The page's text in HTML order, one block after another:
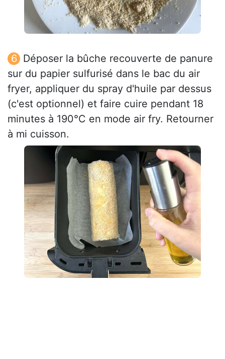
Déposer la bûche recouverte de panure
sur du papier sulfurisé dans le bac du air
fryer, appliquer du spray d'huile par dessus
(c'est optionnel) et faire cuire pendant 18
minutes à 190°C en mode air fry. Retourner
à mi cuisson.